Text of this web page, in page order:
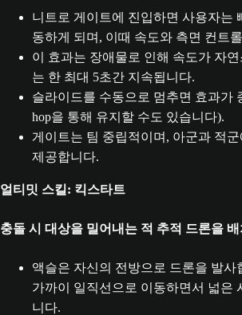
니트로 게이트에 진입하면 사용자는
동하게 되며, 이때 속도와 측면 컨트
이 효과는 장애물로 인해 속도가 자
는 한 최대 5초간 지속됩니다.
슬라이드를 수동으로 멈추면 효과가
hop을 통해 유지할 수도 있습니다).
게이트는 팀 중립적이며, 아군과 적
제공합니다.
얼티밋 스킬: 킥스타트
충돌 시 대상을 밀어내는 적 추적 드론을
액슬은 자신의 전방으로 드론을 발사
가까이 일직선으로 이동하면서 넓은
니다.